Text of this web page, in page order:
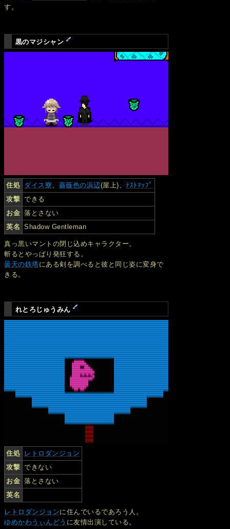
す。
黒のマジシャン
住処 ダイス寮、 薔薇色の浜辺(屋上)、ﾃｽﾄﾏｯﾌﾟ
攻撃 できる
お金 落とさない
英名 Shadow Gentleman
真っ黒いマントの閉じ込めキャラクター。
斬るとやっぱり発狂する。
曇天の鉄塔にある剣を調べると彼と同じ姿に変身で
きる。
れとろじゅうみん
住処
レトロダンジョン
攻撃 できない
お金 落とさない
英名
レトロダンジョンに住んでいるであろう人。
ゆめかわうぃんどう に友情出演している。